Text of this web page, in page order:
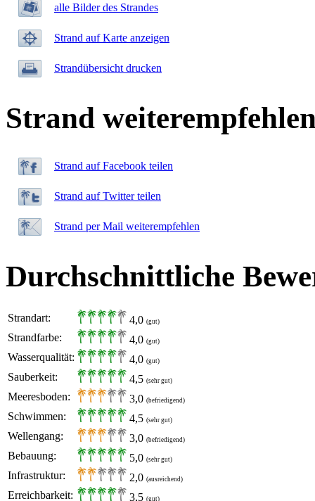
alle Bilder des Strandes
Strand auf Karte anzeigen
Strandübersicht drucken
Strand
Strand auf Facebook teilen
Strand auf Twitter teilen
Strand per Mail weiterempfehlen
Durchschnittliche
Strandart: 4,0 (gut)
Strandfarbe: 4,0 (gut)
Wasserqualität: 4,0 (gut)
Sauberkeit: 4,5 (sehr gut)
Meeresboden: 3,0 (befriedigend)
Schwimmen: 4,5 (sehr gut)
Wellengang: 3,0 (befriedigend)
Bebauung: 5,0 (sehr gut)
Infrastruktur: 2,0 (ausreichend)
Erreichbarkeit: 3,5 (gut)